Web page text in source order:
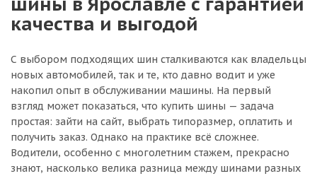
качества и выгодой
С выбором подходящих шин сталкиваются как владельцы
новых автомобилей, так и те, кто давно водит и уже
накопил опыт в обслуживании машины. На первый
взгляд может показаться, что купить шины — задача
простая: зайти на сайт, выбрать типоразмер, оплатить и
получить заказ. Однако на практике всё сложнее.
Водители, особенно с многолетним стажем, прекрасно
знают, насколько велика разница между шинами разных